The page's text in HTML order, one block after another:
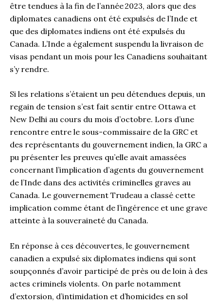
être tendues à la fin de l’année 2023, alors que des
diplomates canadiens ont été expulsés de l’Inde et
que des diplomates indiens ont été expulsés du
Canada. L’Inde a également suspendu la livraison de
visas pendant un mois pour les Canadiens souhaitant
s’y rendre.
Si les relations s’étaient un peu détendues depuis, un
regain de tension s’est fait sentir entre Ottawa et
New Delhi au cours du mois d’octobre. Lors d’une
rencontre entre le sous-commissaire de la GRC et
des représentants du gouvernement indien, la GRC a
pu présenter les preuves qu’elle avait amassées
concernant l’implication d’agents du gouvernement
de l’Inde dans des activités criminelles graves au
Canada. Le gouvernement Trudeau a classé cette
implication comme étant de l’ingérence et une grave
atteinte à la souveraineté du Canada.
En réponse à ces découvertes, le gouvernement
canadien a expulsé six diplomates indiens qui sont
soupçonnés d’avoir participé de près ou de loin à des
actes criminels violents. On parle notamment
d’extorsion, d’intimidation et d’homicides en sol